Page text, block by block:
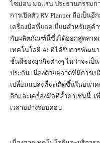
ไซม่อน มอแรน ประธานกรรมก
การเปิดตัว RV Planner ถือเป็น
เครื่องมือที่ยอดเยี่ยมสำหรับคู่ค้า
กับผลิตภัณฑ์นี้ซึ่งได้ออกสู่ตลาดเ
เทคโนโลยี AI ที่ได้รับการพัฒน
ชั้นดีของธุรกิจต่างๆ ไม่ว่าจะเป็
ประกัน เนื่องด้วยตลาดที่มีการเ
เปลี่ยนแปลงที่จะเกิดขึ้นในอนา
ลึกและเครื่องมือที่ล้ำค่าเช่นนี้ เ
เวลาอย่างรอบคอบ